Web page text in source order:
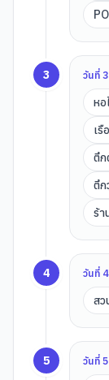
3 วันที่3
หอ
เรื
ตึก
ตึก
ร้า
4 วันที่ 4
สว
5 วันที่5